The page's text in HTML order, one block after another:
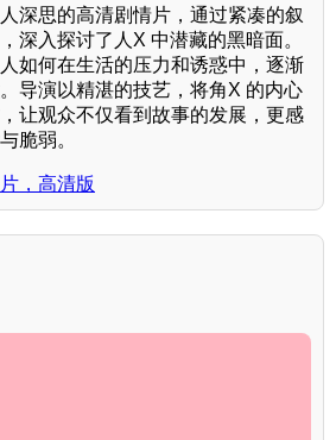
深思的高清剧情片，通过紧凑的叙
深入探讨了人X 中潜藏的黑暗面。
如何在生活的压力和诱惑中，逐渐
导演以精湛的技艺，将角X 的内心
让观众不仅看到故事的发展，更感
脆弱。
，高清版